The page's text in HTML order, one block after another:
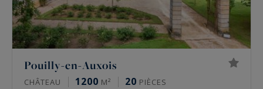
Pouilly-en-Auxois
CHÂTEAU 1200 M² 20 PIÈCES